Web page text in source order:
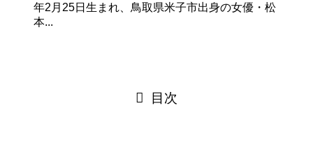
年2月25日生まれ、鳥取県米子市出身の女優・松
本...
目次